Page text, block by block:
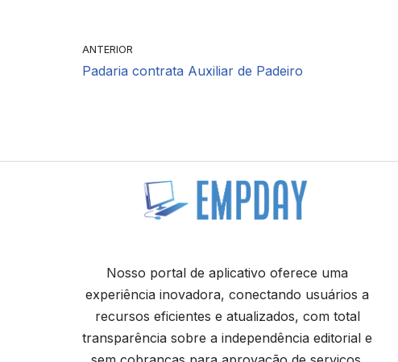
ANTERIOR
Padaria contrata Auxiliar de Padeiro
Nosso portal de aplicativo oferece uma
experiência inovadora, conectando usuários a
recursos eficientes e atualizados, com total
transparência sobre a independência editorial e